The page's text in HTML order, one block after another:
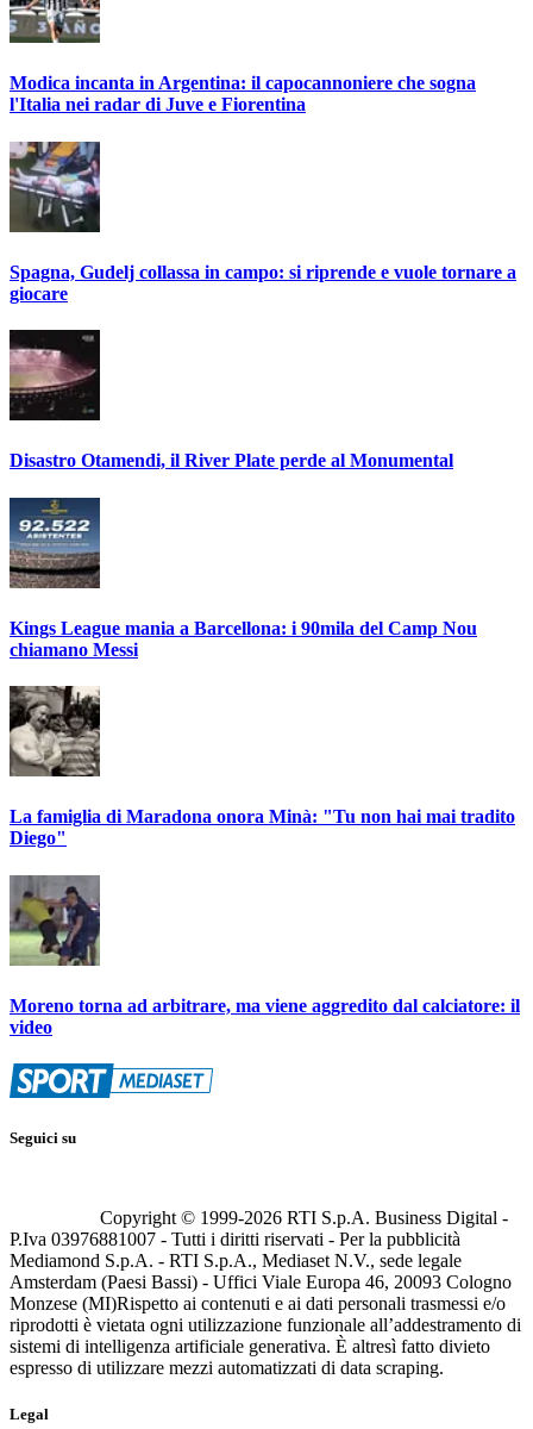
Modica incanta in Argentina: il capocannoniere che sogna
l'Italia nei radar di Juve e Fiorentina
Spagna, Gudelj collassa in campo: si riprende e vuole tornare a
giocare
Disastro Otamendi, il River Plate perde al Monumental
Kings League mania a Barcellona: i 90mila del Camp Nou
chiamano Messi
La famiglia di Maradona onora Minà: "Tu non hai mai tradito
Diego"
Moreno torna ad arbitrare, ma viene aggredito dal calciatore: il
video
Seguici su
Copyright © 1999-2026 RTI S.p.A. Business Digital -
P.Iva 03976881007 - Tutti i diritti riservati - Per la pubblicità
Mediamond S.p.A. - RTI S.p.A., Mediaset N.V., sede legale
Amsterdam (Paesi Bassi) - Uffici Viale Europa 46, 20093 Cologno
Monzese (MI)Rispetto ai contenuti e ai dati personali trasmessi e/o
riprodotti è vietata ogni utilizzazione funzionale all’addestramento di
sistemi di intelligenza artificiale generativa. È altresì fatto divieto
espresso di utilizzare mezzi automatizzati di data scraping.
Legal